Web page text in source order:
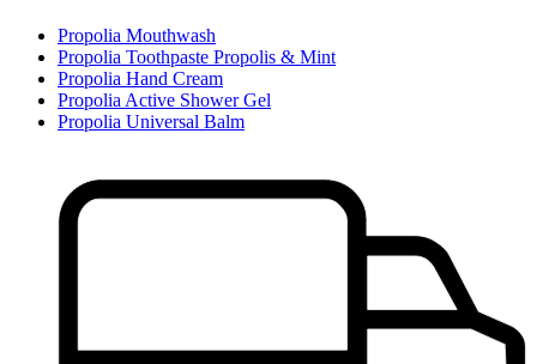
Propolia Mouthwash
Propolia Toothpaste Propolis & Mint
Propolia Hand Cream
Propolia Active Shower Gel
Propolia Universal Balm